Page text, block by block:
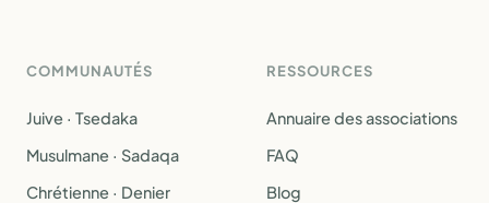
COMMUNAUTÉS
Juive · Tsedaka
Musulmane · Sadaqa
Chrétienne · Denier
RESSOURCES
Annuaire des associations
FAQ
Blog